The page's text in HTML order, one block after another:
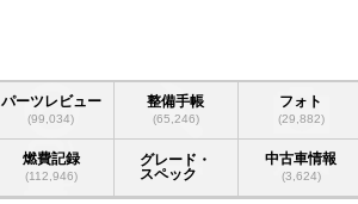
パーツレビュー
(99,034)
整備手帳
(65,246)
フォト
(29,882)
燃費記録
(112,946)
グレード・
スペック
中古車情報
(3,624)